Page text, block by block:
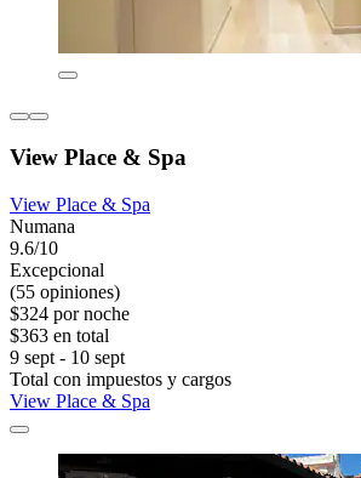
View Place & Spa
View Place & Spa
Numana
9.6/10
Excepcional
(55 opiniones)
$324 por noche
$363 en total
9 sept - 10 sept
Total con impuestos y cargos
View Place & Spa